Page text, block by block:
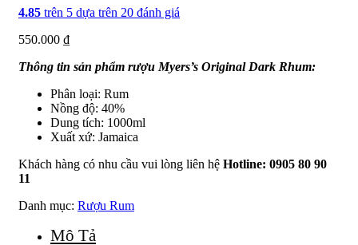
4.85 trên 5 dựa trên 20 đánh giá
550.000 ₫
Thông tin sản phẩm rượu Myers’s Original Dark Rhum:
Phân loại: Rum
Nồng độ: 40%
Dung tích: 1000ml
Xuất xứ: Jamaica
Khách hàng có nhu cầu vui lòng liên hệ Hotline: 0905 80 90
11
Danh mục: Rượu Rum
Mô Tả